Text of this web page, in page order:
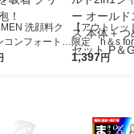
洗顔料ク
コンフォート
2個 マイ
【アウトレッ
限定 h＆s
（エイチアン
1,397円